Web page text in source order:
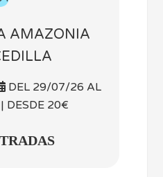
AMAZONIA
DEL 29/07/26 AL
20€